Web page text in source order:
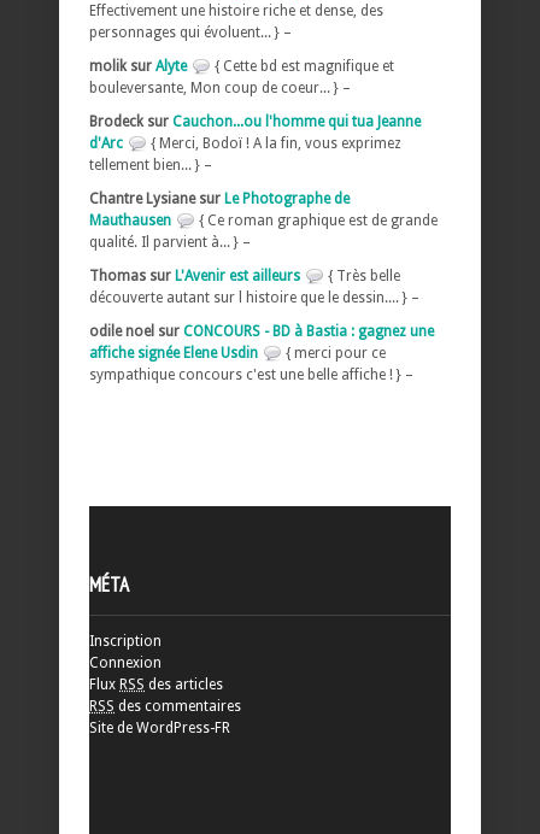
Effectivement une histoire riche et dense, des
personnages qui évoluent... } –
molik sur Alyte
{ Cette bd est magnifique et
bouleversante, Mon coup de coeur... } –
Brodeck sur Cauchon...ou l'homme qui tua Jeanne
d'Arc
{ Merci, Bodoï ! A la fin, vous exprimez
tellement bien... } –
Chantre Lysiane sur Le Photographe de
Mauthausen
{ Ce roman graphique est de grande
qualité. Il parvient à... } –
Thomas sur L'Avenir est ailleurs
{ Très belle
découverte autant sur l histoire que le dessin.... } –
odile noel sur CONCOURS - BD à Bastia : gagnez une
affiche signée Elene Usdin
{ merci pour ce
sympathique concours c'est une belle affiche ! } –
MÉTA
Inscription
Connexion
Flux RSS des articles
RSS des commentaires
Site de WordPress-FR